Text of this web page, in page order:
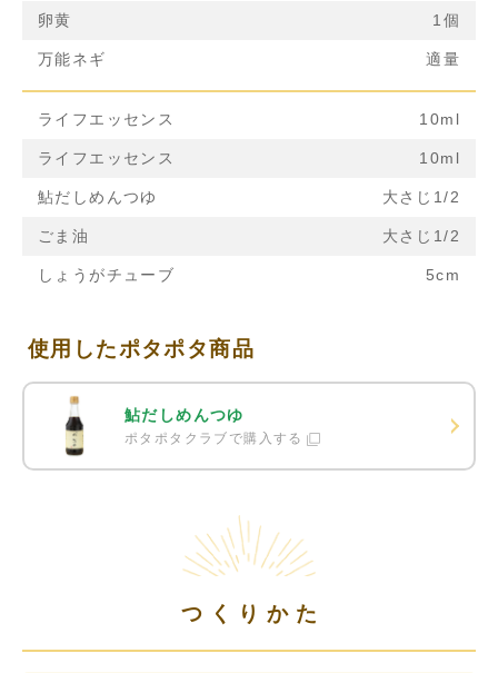
卵黄 1個
万能ネギ 適量
ライフエッセンス 10ml
ライフエッセンス 10ml
鮎だしめんつゆ 大さじ1/2
ごま油 大さじ1/2
しょうがチューブ 5cm
使用したポタポタ商品
鮎だしめんつゆ
ポタポタクラブで購入する
つくりかた